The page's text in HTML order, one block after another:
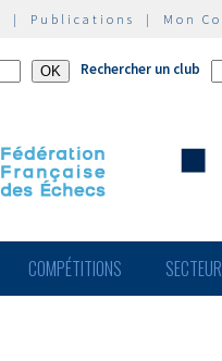
| Publications | Mon
Rechercher un club
COMPÉTITIONS